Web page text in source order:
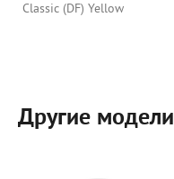
Classic (DF) Yellow
Другие модели